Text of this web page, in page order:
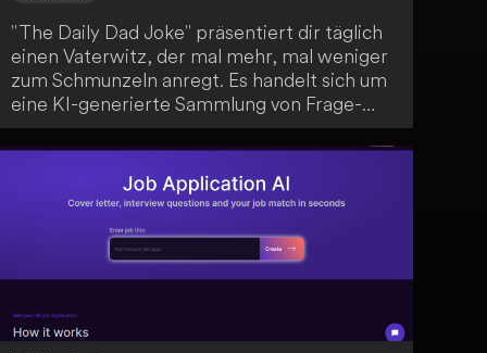
"The Daily Dad Joke" präsentiert dir täglich
einen Vaterwitz, der mal mehr, mal weniger
zum Schmunzeln anregt. Es handelt sich um
eine KI-generierte Sammlung von Frage-
Antwort-Witzen, die das klassische "Dad-
Joke"-Format nachahmen. Die Künstliche
Intelligenz imitiert dabei einen Vater, um dir
jeden Tag aufs Neue humorvolle Momente zu